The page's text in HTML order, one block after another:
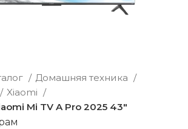
Домашняя техника
Xiaomi
Mi TV A Pro 2025 43"